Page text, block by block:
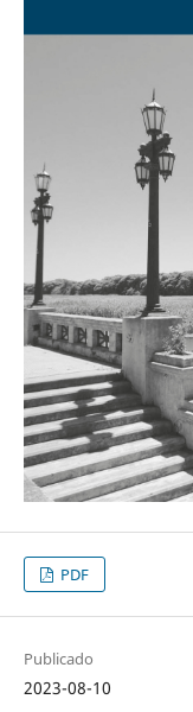
PDF
Publicado
2023-08-10